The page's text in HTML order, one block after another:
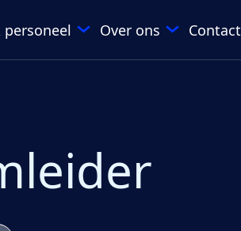
personeel Over ons Contact